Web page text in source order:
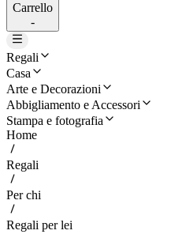
Carrello
-
Regali
Casa
Arte e Decorazioni
Abbigliamento e Accessori
Stampa e fotografia
Home
Regali
Per chi
Regali per lei